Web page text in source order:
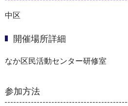
中区
開催場所詳細
なか区民活動センター研修室
参加方法